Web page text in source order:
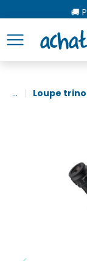
🚚
... Loupe